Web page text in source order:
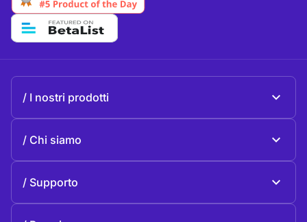
I nostri prodotti
Chi siamo
Storia
Supporto